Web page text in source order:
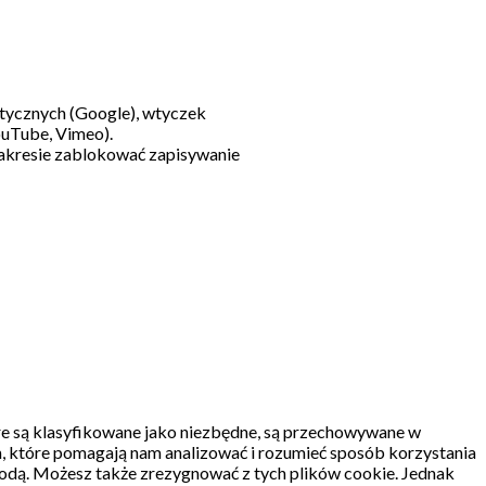
(Google), wtyczek
Vimeo).
zablokować zapisywanie
klasyfikowane jako niezbędne, są przechowywane w
pomagają nam analizować i rozumieć sposób korzystania
Możesz także zrezygnować z tych plików cookie. Jednak